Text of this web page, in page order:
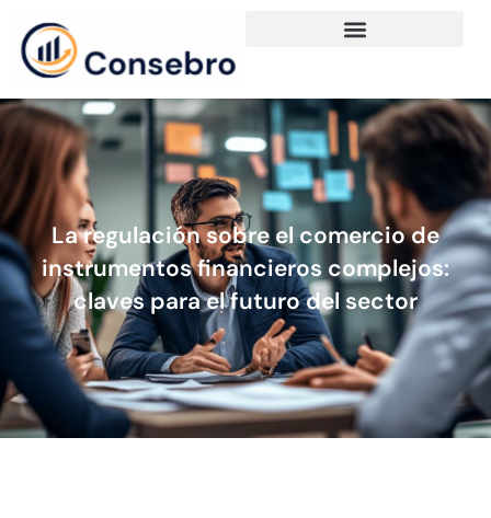
La regulación sobre el comercio de
instrumentos financieros complejos:
claves para el futuro del sector